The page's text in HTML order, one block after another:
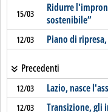
15/03
Ridurre
sostenibile”
12/03 Piano di
Precedenti
12/03 Lazio, nasce
12/03 Transizione, gli